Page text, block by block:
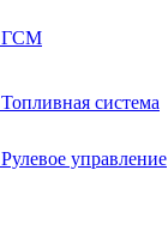
ГСМ
Топливная система
Рулевое управление